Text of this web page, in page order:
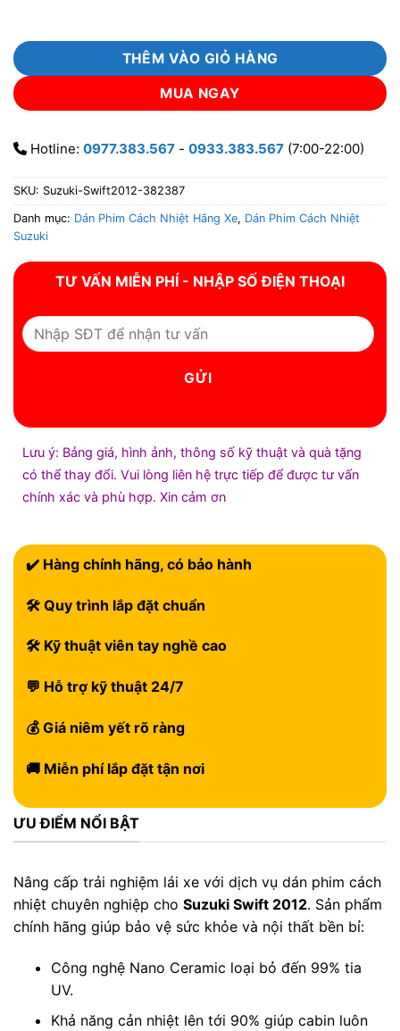
THÊM VÀO GIỎ HÀNG
MUA NGAY
Hotline: 0977.383.567 - 0933.383.567 (7:00-22:00)
SKU: Suzuki-Swift2012-382387
Danh mục: Dán Phim Cách Nhiệt Hãng Xe, Dán Phim Cách Nhiệt
Suzuki
TƯ VẤN MIỄN PHÍ - NHẬP SỐ ĐIỆN THOẠI
Lưu ý: Bảng giá, hình ảnh, thông số kỹ thuật và quà tặng
có thể thay đổi. Vui lòng liên hệ trực tiếp để được tư vấn
chính xác và phù hợp. Xin cảm ơn
✔️ Hàng chính hãng, có bảo hành
🛠 Quy trình lắp đặt chuẩn
🛠 Kỹ thuật viên tay nghề cao
💬 Hỗ trợ kỹ thuật 24/7
💰 Giá niêm yết rõ ràng
🚚 Miễn phí lắp đặt tận nơi
ƯU ĐIỂM NỔI BẬT
Nâng cấp trải nghiệm lái xe với dịch vụ dán phim cách
nhiệt chuyên nghiệp cho Suzuki Swift 2012. Sản phẩm
chính hãng giúp bảo vệ sức khỏe và nội thất bền bỉ:
Công nghệ Nano Ceramic loại bỏ đến 99% tia
UV.
Khả năng cản nhiệt lên tới 90% giúp cabin luôn